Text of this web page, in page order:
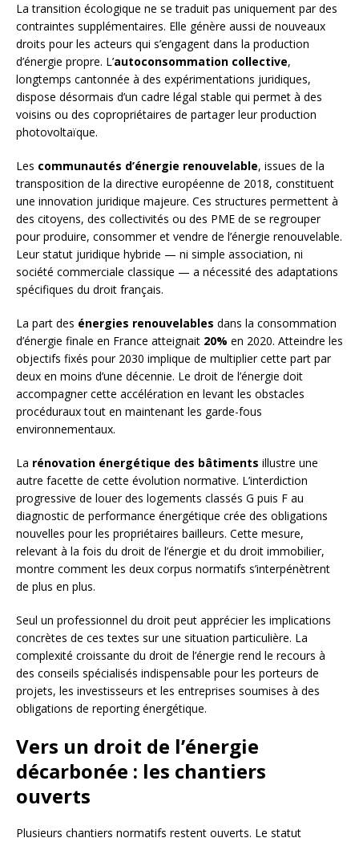
La transition écologique ne se traduit pas uniquement par des
contraintes supplémentaires. Elle génère aussi de nouveaux
droits pour les acteurs qui s’engagent dans la production
d’énergie propre. L’autoconsommation collective,
longtemps cantonnée à des expérimentations juridiques,
dispose désormais d’un cadre légal stable qui permet à des
voisins ou des copropriétaires de partager leur production
photovoltaïque.
Les communautés d’énergie renouvelable, issues de la
transposition de la directive européenne de 2018, constituent
une innovation juridique majeure. Ces structures permettent à
des citoyens, des collectivités ou des PME de se regrouper
pour produire, consommer et vendre de l’énergie renouvelable.
Leur statut juridique hybride — ni simple association, ni
société commerciale classique — a nécessité des adaptations
spécifiques du droit français.
La part des énergies renouvelables dans la consommation
d’énergie finale en France atteignait 20% en 2020. Atteindre les
objectifs fixés pour 2030 implique de multiplier cette part par
deux en moins d’une décennie. Le droit de l’énergie doit
accompagner cette accélération en levant les obstacles
procéduraux tout en maintenant les garde-fous
environnementaux.
La rénovation énergétique des bâtiments illustre une
autre facette de cette évolution normative. L’interdiction
progressive de louer des logements classés G puis F au
diagnostic de performance énergétique crée des obligations
nouvelles pour les propriétaires bailleurs. Cette mesure,
relevant à la fois du droit de l’énergie et du droit immobilier,
montre comment les deux corpus normatifs s’interpénètrent
de plus en plus.
Seul un professionnel du droit peut apprécier les implications
concrètes de ces textes sur une situation particulière. La
complexité croissante du droit de l’énergie rend le recours à
des conseils spécialisés indispensable pour les porteurs de
projets, les investisseurs et les entreprises soumises à des
obligations de reporting énergétique.
Vers un droit de l’énergie
décarbonée : les chantiers
ouverts
Plusieurs chantiers normatifs restent ouverts. Le statut